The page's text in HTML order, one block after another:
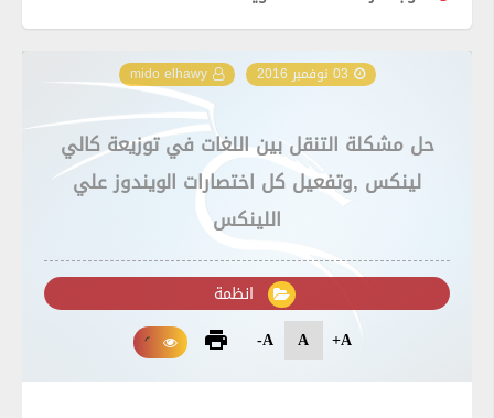
03 نوفمبر 2016 mido elhawy
حل مشكلة التنقل بين اللغات في توزيعة كالي
لينكس ,وتفعيل كل اختصارات الويندوز علي
اللينكس
انظمة
A+
A
A-
print